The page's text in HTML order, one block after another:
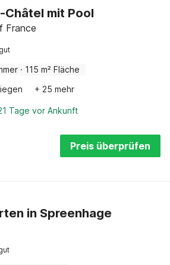
Châtel mit Pool
France
· 115 m² Fläche
+ 25 mehr
Tage vor Ankunft
Preis überprüfen
in Spreenhage